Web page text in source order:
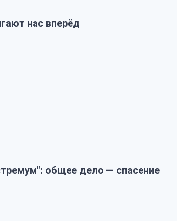
нас вперёд
общее дело — спасение